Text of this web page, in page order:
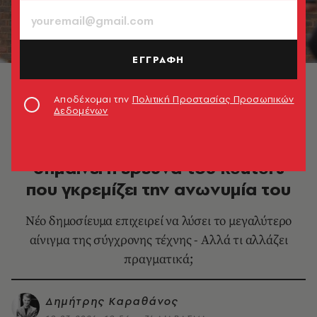
Το Reuters ανοίγει ξανά τον φάκελο Banksy,
σύγχρονης τέχνης © EPA/Joshua Bratt
σημαίνει η έρευνα του Reuters
που γκρεμίζει την ανωνυμία του
Νέο δημοσίευμα επιχειρεί να λύσει το μεγαλύτερο
αίνιγμα της σύγχρονης τέχνης - Αλλά τι αλλάζει
πραγματικά;
Δημήτρης Καραθάνος
ΕΓΓΡΑΦΗ
Αποδέχομαι την Πολιτική Προστασίας Προσωπικών
Δεδομένων